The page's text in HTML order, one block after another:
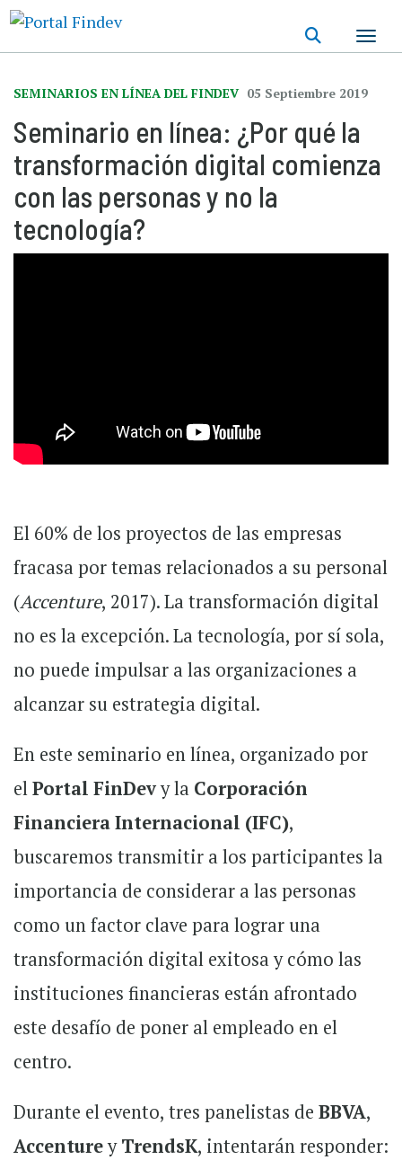
principal
SEMINARIOS EN LÍNEA DEL FINDEV 05 Septiembre 2019
Seminario en línea: ¿Por qué la
transformación digital comienza
con las personas y no la
tecnología?
El 60% de los proyectos de las empresas
fracasa por temas relacionados a su personal
(Accenture, 2017). La transformación digital
no es la excepción. La tecnología, por sí sola,
no puede impulsar a las organizaciones a
alcanzar su estrategia digital.
En este seminario en línea, organizado por
elPortal FinDevy la Corporación
Financiera Internacional (IFC),
buscaremos transmitir a los participantes la
importancia de considerar a las personas
como un factor clave para lograr una
transformación digital exitosa y cómo las
instituciones financieras están afrontado
este desafío de poner al empleado en el
centro.
Durante el evento, tres panelistas de BBVA,
AccentureyTrendsK, intentarán responder: